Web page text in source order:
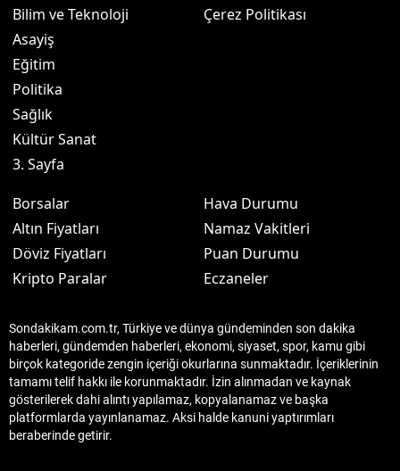
Bilim ve Teknoloji
Asayiş
Eğitim
Politika
Sağlık
Kültür Sanat
3. Sayfa
Çerez Politikası
Borsalar
Altın Fiyatları
Döviz Fiyatları
Kripto Paralar
Hava Durumu
Namaz Vakitleri
Puan Durumu
Eczaneler
Sondakikam.com.tr, Türkiye ve dünya gündeminden son dakika
haberleri, gündemden haberleri, ekonomi, siyaset, spor, kamu gibi
birçok kategoride zengin içeriği okurlarına sunmaktadır. İçeriklerinin
tamamı telif hakkı ile korunmaktadır. İzin alınmadan ve kaynak
gösterilerek dahi alıntı yapılamaz, kopyalanamaz ve başka
platformlarda yayınlanamaz. Aksi halde kanuni yaptırımları
beraberinde getirir.